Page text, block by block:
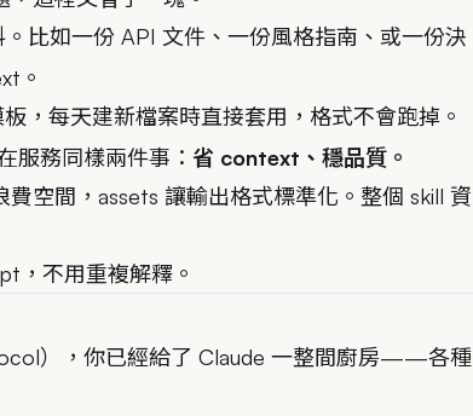
比如一份 API 文件、一份風格指南、或一份決
。
，每天建新檔案時直接套用，格式不會跑掉。
服務同樣兩件事： 省 context、穩品質。
空間，assets 讓輸出格式標準化。整個 skill 資
，不用重複解釋。
），你已經給了 Claude 一整間廚房——各種